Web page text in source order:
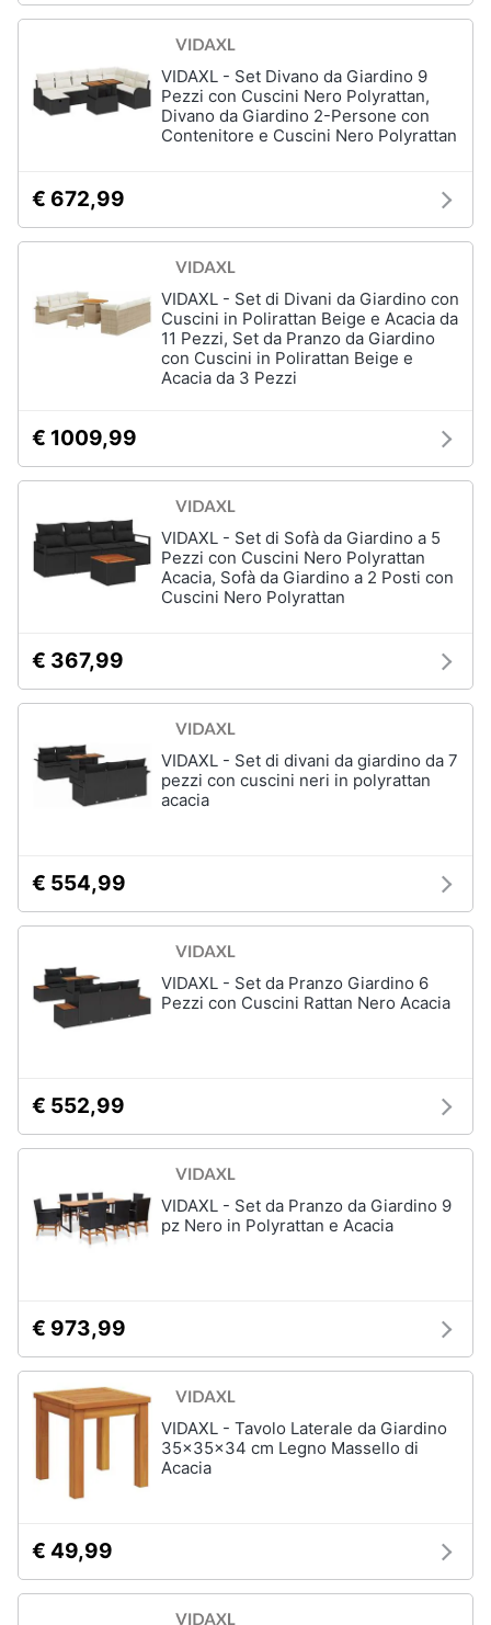
matrimoniale
Vedi
tutti
Illuminazione
Philips
illuminazione
Lampadari
Lampadari
tutti
Arredamento
Piscine
fuori
terra
legno
Portabiancheria
Lavatoio
Armadio
VIDAXL - Set Divano da Giardino 9
Pezzi con Cuscini Nero Polyrattan,
Divano da Giardino 2-Persone con
Contenitore e Cuscini Nero Polyrattan
€ 672,99
VIDAXL - Set di Divani da Giardino con
Cuscini in Polirattan Beige e Acacia da
11 Pezzi, Set da Pranzo da Giardino
con Cuscini in Polirattan Beige e
Acacia da 3 Pezzi
€ 1009,99
VIDAXL - Set di Sofà da Giardino a 5
Pezzi con Cuscini Nero Polyrattan
Acacia, Sofà da Giardino a 2 Posti con
Cuscini Nero Polyrattan
€ 367,99
VIDAXL - Set di divani da giardino da 7
pezzi con cuscini neri in polyrattan
acacia
€ 554,99
VIDAXL - Set da Pranzo Giardino 6
Pezzi con Cuscini Rattan Nero Acacia
€ 552,99
VIDAXL - Set da Pranzo da Giardino 9
pz Nero in Polyrattan e Acacia
€ 973,99
VIDAXL - Tavolo Laterale da Giardino
35x35x34 cm Legno Massello di
Acacia
€ 49,99